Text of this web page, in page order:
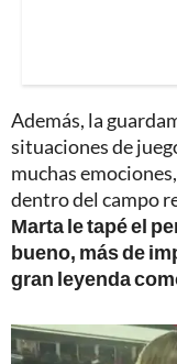
Además, la
situaciones de
muchas
dentro del campo
Marta le tapé el
bueno, más de
gran leyenda